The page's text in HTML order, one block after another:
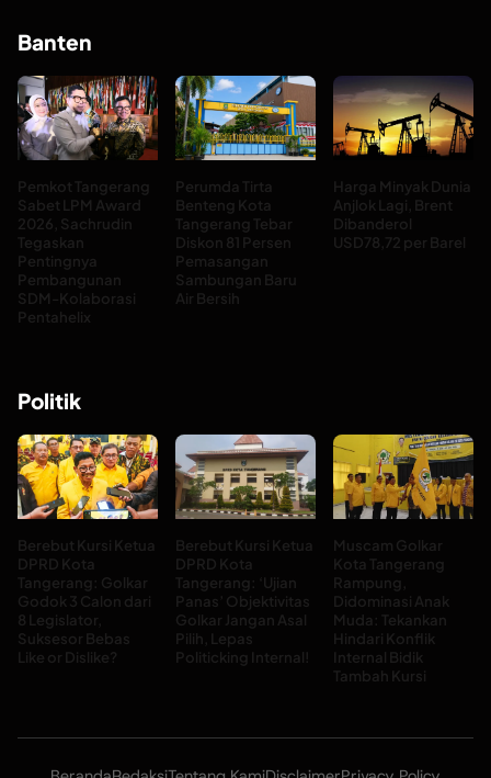
Banten
Pemkot Tangerang
Sabet LPM Award
2026, Sachrudin
Tegaskan
Pentingnya
Pembangunan
SDM-Kolaborasi
Pentahelix
Perumda Tirta
Benteng Kota
Tangerang Tebar
Diskon 81 Persen
Pemasangan
Sambungan Baru
Air Bersih
Harga Minyak Dunia
Anjlok Lagi, Brent
Dibanderol
USD78,72 per Barel
Politik
Berebut Kursi Ketua
DPRD Kota
Tangerang: Golkar
Godok 3 Calon dari
8 Legislator,
Suksesor Bebas
Like or Dislike?
Berebut Kursi Ketua
DPRD Kota
Tangerang: ‘Ujian
Panas’ Objektivitas
Golkar Jangan Asal
Pilih, Lepas
Politicking Internal!
Muscam Golkar
Kota Tangerang
Rampung,
Didominasi Anak
Muda: Tekankan
Hindari Konflik
Internal Bidik
Tambah Kursi